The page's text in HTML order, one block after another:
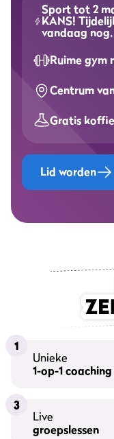
Sport tot 2
KANS!
vandaag
Ruime gym
Centrum
Gratis
Lid worden
1
Unieke
1-op-1 coaching
3
Live
groepslessen